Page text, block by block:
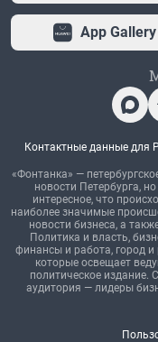
App Gallery
Контактные данные для
«Фонтанка» —
новости Петербурга,
интересное, что
наиболее значимые
новости бизнеса, а
Политика и власть,
финансы и работа, город и
которые освещает
политическое издание.
аудитория — лидеры